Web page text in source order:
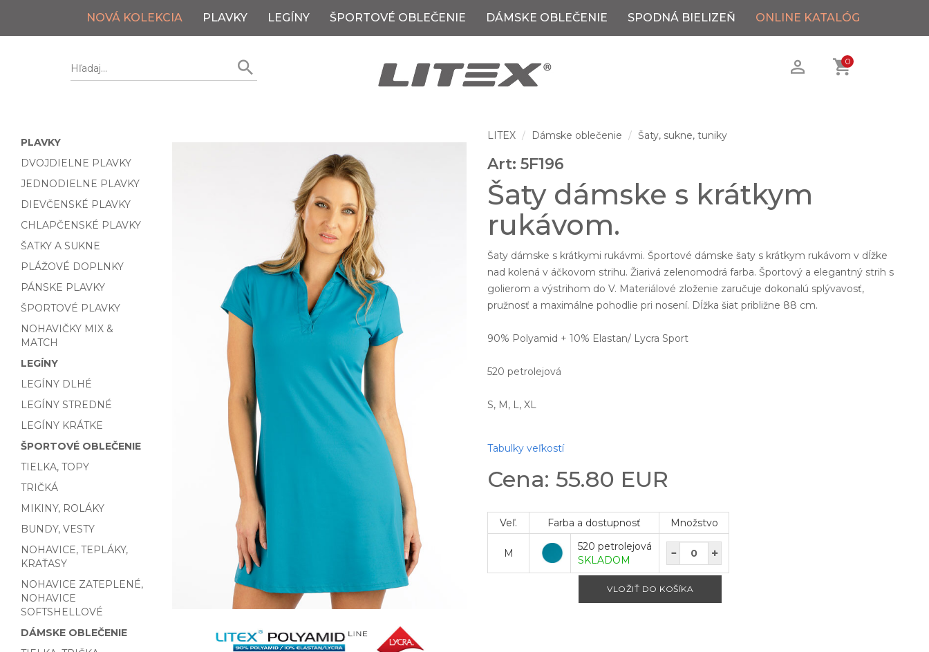
NOVÁ KOLEKCIA PLAVKY LEGÍNY ŠPORTOVÉ OBLEČENIE DÁMSKE OBLEČENIE SPODNÁ BIELIZEŇ ONLINE KATALÓG
0
PLAVKY
DVOJDIELNE PLAVKY
JEDNODIELNE PLAVKY
DIEVČENSKÉ PLAVKY
CHLAPČENSKÉ PLAVKY
ŠATKY A SUKNE
PLÁŽOVÉ DOPLNKY
PÁNSKE PLAVKY
ŠPORTOVÉ PLAVKY
NOHAVIČKY MIX &
MATCH
LEGÍNY
LEGÍNY DLHÉ
LEGÍNY STREDNÉ
LEGÍNY KRÁTKE
ŠPORTOVÉ OBLEČENIE
TIELKA, TOPY
TRIČKÁ
MIKINY, ROLÁKY
BUNDY, VESTY
NOHAVICE, TEPLÁKY,
KRAŤASY
NOHAVICE ZATEPLENÉ,
NOHAVICE
SOFTSHELLOVÉ
DÁMSKE OBLEČENIE
LITEX Dámske oblečenie Šaty, sukne, tuniky
Art: 5F196
Šaty dámske s krátkym
rukávom.
Šaty dámske s krátkymi rukávmi. Športové dámske šaty s krátkym rukávom v dĺžke
nad kolená v áčkovom strihu. Žiarivá zelenomodrá farba. Športový a elegantný strih s
golierom a výstrihom do V. Materiálové zloženie zaručuje dokonalú splývavosť,
pružnosť a maximálne pohodlie pri nosení. Dĺžka šiat približne 88 cm.
90% Polyamid + 10% Elastan/ Lycra Sport
520 petrolejová
S, M, L, XL
Tabulky veľkostí
Cena: 55.80 EUR
Veľ. Farba a dostupnosť Množstvo
M
520 petrolejová
SKLADOM